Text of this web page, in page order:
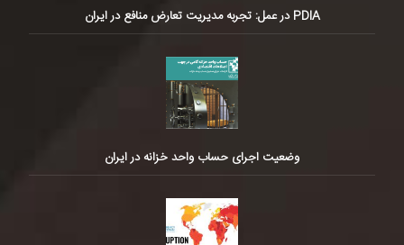
PDIA در عمل: تجربه مدیریت تعارض منافع در ایران
وضعیت اجرای حساب واحد خزانه در ایران